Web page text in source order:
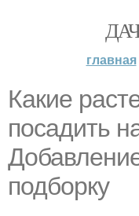
главная
Какие
посадить
подборку